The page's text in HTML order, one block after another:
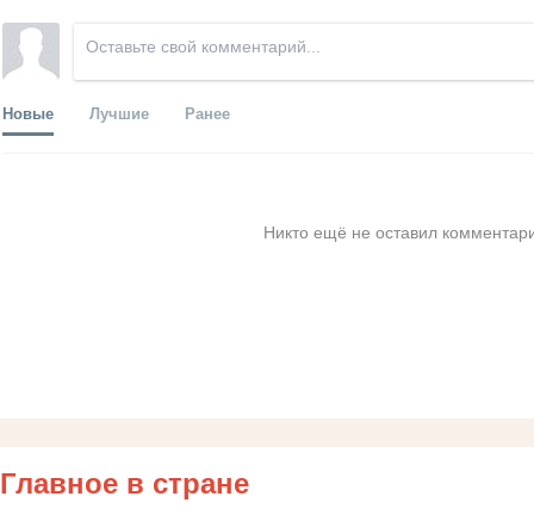
Новые Лучшие Ранее
Никто ещё не оставил
Главное в стране